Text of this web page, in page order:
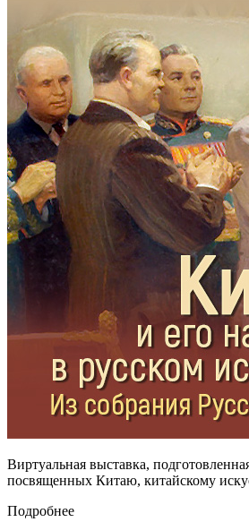
Виртуальная выставка,
посвященных Китаю, китайскому
Подробнее